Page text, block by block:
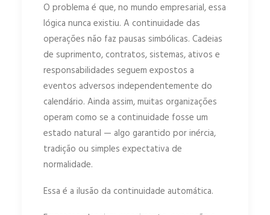
O problema é que, no mundo empresarial, essa
lógica nunca existiu. A continuidade das
operações não faz pausas simbólicas. Cadeias
de suprimento, contratos, sistemas, ativos e
responsabilidades seguem expostos a
eventos adversos independentemente do
calendário. Ainda assim, muitas organizações
operam como se a continuidade fosse um
estado natural — algo garantido por inércia,
tradição ou simples expectativa de
normalidade.
Essa é a ilusão da continuidade automática.